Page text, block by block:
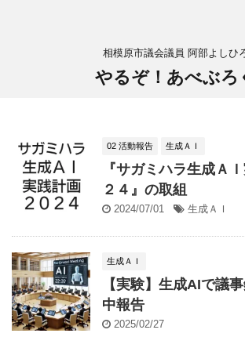
相模原市議会議員 阿部よしひ
やるぞ！あべぶろ
02 活動報告 生成ＡＩ
『サガミハラ生成Ａ
２４』の取組
2024/07/01 生成ＡＩ
生成ＡＩ
【実験】生成AIで議
中報告
2025/02/27